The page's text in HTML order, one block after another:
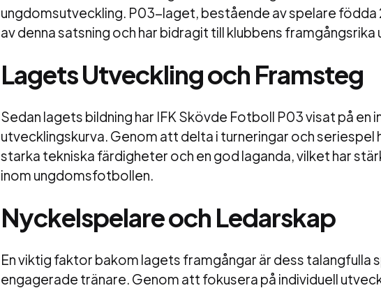
ungdomsutveckling. P03-laget, bestående av spelare födda
av denna satsning och har bidragit till klubbens
Lagets Utveckling och Framsteg
Sedan lagets bildning har IFK Skövde Fotboll P03 visat på en
utvecklingskurva. Genom att delta i turneringar och seriespel
starka tekniska färdigheter och en god laganda, vilket har
inom ungdomsfotbollen.
Nyckelspelare och Ledarskap
En viktig faktor bakom lagets framgångar är dess talangfulla
engagerade tränare. Genom att fokusera på individuell